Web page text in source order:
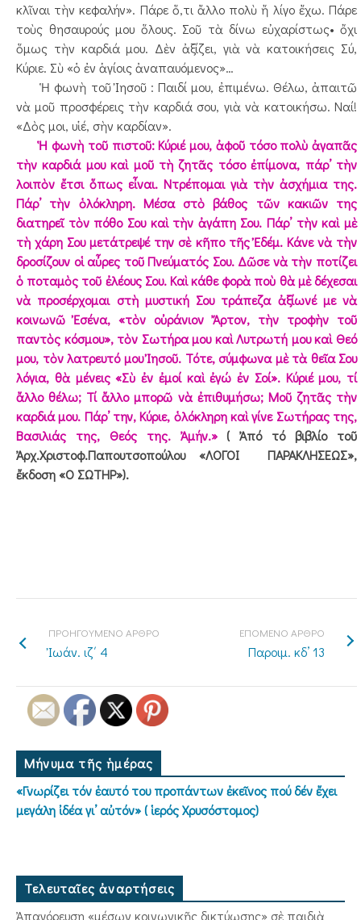
κλῖναι τὴν κεφαλήν». Πάρε ὅ,τι ἄλλο πολὺ ἤ λίγο ἔχω. Πάρε
τοὺς θησαυρούς μου ὅλους. Σοῦ τὰ δίνω εὐχαρίστως• ὄχι
ὅμως τὴν καρδιά μου. Δὲν ἀξίζει, γιὰ νὰ κατοικήσεις Σύ,
Κύριε. Σὺ «ὁ ἐν ἁγίοις ἀναπαυόμενος»…
Ἡ φωνὴ τοῦ Ἰησοῦ : Παιδί μου, ἐπιμένω. Θέλω, ἀπαιτῶ
νὰ μοῦ προσφέρεις τὴν καρδιά σου, γιὰ νὰ κατοικήσω. Ναί!
«Δὸς μοι, υἱέ, σὴν καρδίαν».
Ἡ φωνὴ τοῦ πιστοῦ: Κύριέ μου, ἀφοῦ τόσο πολὺ ἀγαπᾶς
τὴν καρδιά μου καὶ μοῦ τὴ ζητᾶς τόσο ἐπίμονα, πάρ’ τὴν
λοιπὸν ἔτσι ὅπως εἶναι. Ντρέπομαι γιὰ τὴν ἀσχήμια της.
Πάρ’ τὴν ὁλόκληρη. Μέσα στὸ βάθος τῶν κακιῶν της
διατηρεῖ τὸν πόθο Σου καὶ τὴν ἀγάπη Σου. Πάρ’ τὴν καὶ μὲ
τὴ χάρη Σου μετάτρεψέ την σὲ κῆπο τῆς Ἐδέμ. Κάνε νὰ τὴν
δροσίζουν οἱ αὖρες τοῦ Πνεύματός Σου. Δῶσε νὰ τὴν ποτίζει
ὁ ποταμὸς τοῦ ἐλέους Σου. Καὶ κάθε φορὰ ποὺ θὰ μὲ δέχεσαι
νὰ προσέρχομαι στὴ μυστική Σου τράπεζα ἀξίωνέ με νὰ
κοινωνῶ Ἐσένα, «τὸν οὐράνιον Ἄρτον, τὴν τροφὴν τοῦ
παντὸς κόσμου», τὸν Σωτήρα μου καὶ Λυτρωτή μου καὶ Θεό
μου, τὸν λατρευτό μου Ἰησοῦ. Τότε, σύμφωνα μὲ τὰ θεῖα Σου
λόγια, θὰ μένεις «Σὺ ἐν ἐμοί καὶ ἐγώ ἐν Σοί». Κύριέ μου, τί
ἄλλο θέλω; Τί ἄλλο μπορῶ νὰ ἐπιθυμήσω; Μοῦ ζητᾶς τὴν
καρδιά μου. Πάρ’ την, Κύριε, ὁλόκληρη καὶ γίνε Σωτήρας της,
Βασιλιάς της, Θεός της. Ἀμήν.»( Ἀπό τό βιβλίο τοῦ
Ἀρχ.Χριστοφ.Παπουτσοπούλου «ΛΟΓΟΙ ΠΑΡΑΚΛΗΣΕΩΣ»,
ἔκδοση «Ο ΣΩΤΗΡ»).
ΠΡΟΗΓΟΥΜΕΝΟ ΑΡΘΡΟ
Ἰωάν. ιζ΄ 4
ΕΠΟΜΕΝΟ ΑΡΘΡΟ
Παροιμ. κδ’ 13
Μήνυμα τῆς ἡμέρας
«Γνωρίζει τόν ἑαυτό του προπάντων ἐκεῖνος πού δέν ἔχει
μεγάλη ἰδέα γι’ αὐτόν» ( ἱερός Χρυσόστομος)
Τελευταῖες ἀναρτήσεις
Ἀπαγόρευση «μέσων κοινωνικῆς δικτύωσης» σὲ παιδιὰ